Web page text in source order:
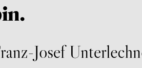
Josef